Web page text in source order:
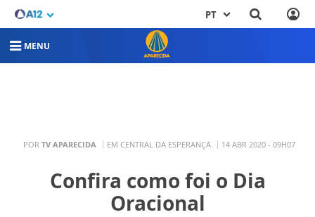
PT
MENU
POR TV APARECIDA EM CENTRAL DA ESPERANÇA 14 ABR 2020 - 09H07
Confira como foi o Dia
Oracional